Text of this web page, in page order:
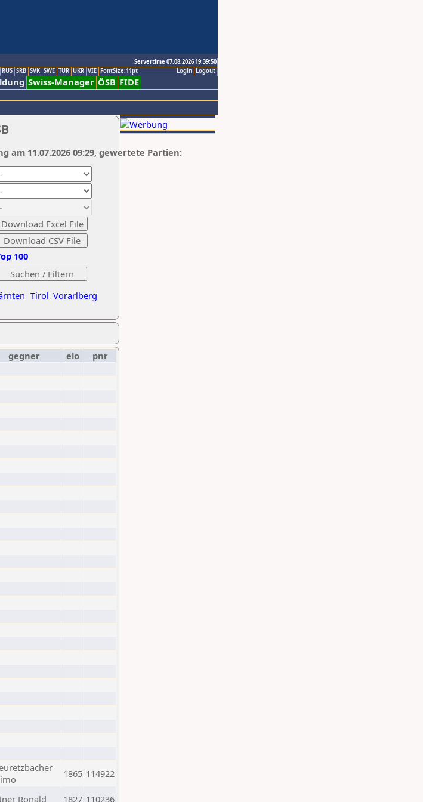
Servertime 07.08.2026 19:39:50
Logout
Login
RUS SRB SVK SWE TUR UKR VIE FontSize:11pt
Swiss-Manager ÖSB FIDE
Tirol Vorarlberg
100
am 11.07.2026 09:29, gewertete Partien:
gegner elo
pnr
1865 114922
Ronald 1827 110236